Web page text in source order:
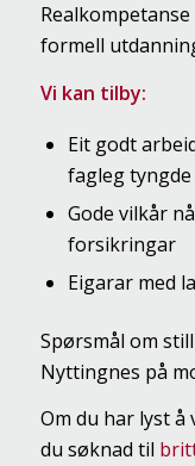
formell
Vi kan tilby:
Eit godt
fagleg
Gode vilkår
forsikringar
Eigarar med
Spørsmål om
Nyttingnes på
Om du har lyst
du søknad til